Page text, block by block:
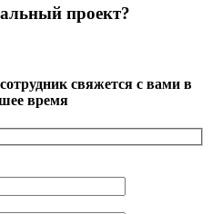
проект?
свяжется с вами в
время